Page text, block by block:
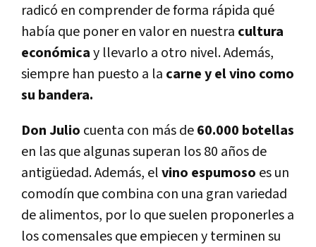
radicó en comprender de forma rápida qué
había que poner en valor en nuestra cultura
económicay llevarlo a otro nivel. Además,
siempre han puesto a la carne y el vino como
su bandera.
Don Julio cuenta con más de60.000 botellas
en las que algunas superan los 80 años de
antigüedad. Además, elvino espumoso es un
comodín que combina con una gran variedad
de alimentos, por lo que suelen proponerles a
los comensales que empiecen y terminen su